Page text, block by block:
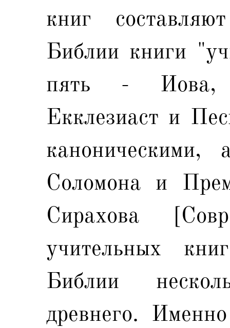
книг
Библии книги
пять - Иова,
Екклезиаст и
Соломона и
Сирахова
учительных
Библии
древнего.